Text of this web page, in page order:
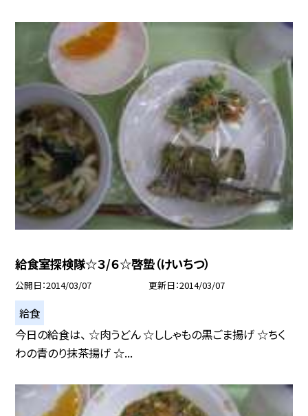
給食室探検隊☆３/６☆啓蟄（けいちつ）
公開日 2014/03/07 更新日 2014/03/07
給食
今日の給食は、 ☆肉うどん ☆ししゃもの黒ごま揚げ ☆ちく
わの青のり抹茶揚げ ☆...